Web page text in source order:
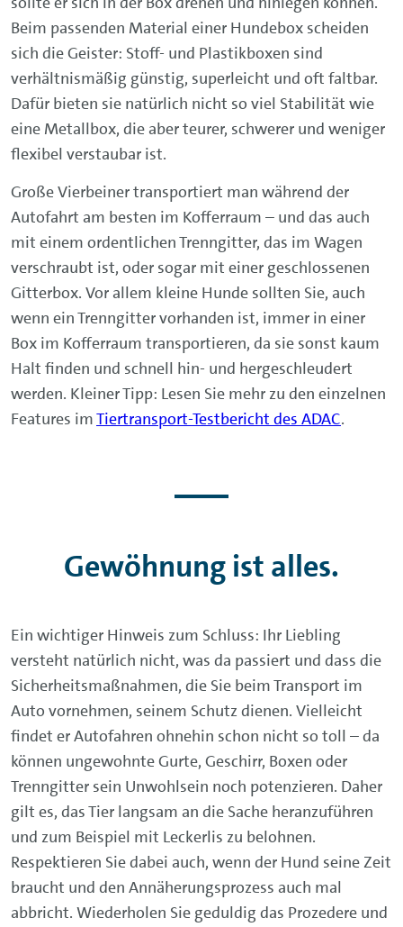
Beim passenden Material einer Hundebox scheiden
sich die Geister: Stoff- und Plastikboxen sind
verhältnismäßig günstig, superleicht und oft faltbar.
Dafür bieten sie natürlich nicht so viel Stabilität wie
eine Metallbox, die aber teurer, schwerer und weniger
flexibel verstaubar ist.
Große Vierbeiner transportiert man während der
Autofahrt am besten im Kofferraum – und das auch
mit einem ordentlichen Trenngitter, das im Wagen
verschraubt ist, oder sogar mit einer geschlossenen
Gitterbox. Vor allem kleine Hunde sollten Sie, auch
wenn ein Trenngitter vorhanden ist, immer in einer
Box im Kofferraum transportieren, da sie sonst kaum
Halt finden und schnell hin- und hergeschleudert
werden. Kleiner Tipp: Lesen Sie mehr zu den einzelnen
Features imTiertransport-Testbericht des ADAC.
Gewöhnung ist alles.
Ein wichtiger Hinweis zum Schluss: Ihr Liebling
versteht natürlich nicht, was da passiert und dass die
Sicherheitsmaßnahmen, die Sie beim Transport im
Auto vornehmen, seinem Schutz dienen. Vielleicht
findet er Autofahren ohnehin schon nicht so toll – da
können ungewohnte Gurte, Geschirr, Boxen oder
Trenngitter sein Unwohlsein noch potenzieren. Daher
gilt es, das Tier langsam an die Sache heranzuführen
und zum Beispiel mit Leckerlis zu belohnen.
Respektieren Sie dabei auch, wenn der Hund seine Zeit
braucht und den Annäherungsprozess auch mal
abbricht. Wiederholen Sie geduldig das Prozedere und